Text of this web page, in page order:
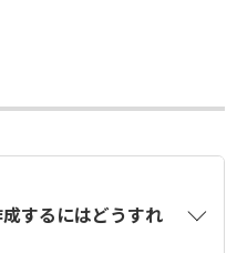
するにはどうすれ